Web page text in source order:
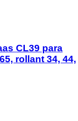
CL39 para
rollant 34, 44,